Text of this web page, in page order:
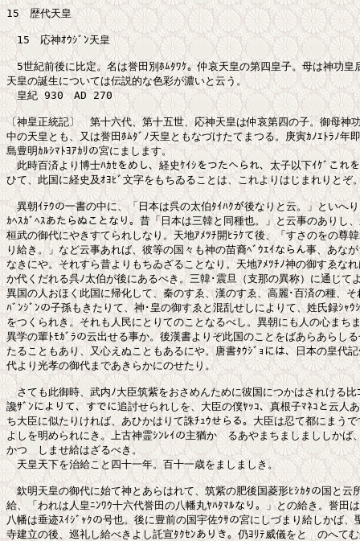
15　歴代天皇
15　応神ｵｳｼﾞﾝ天皇
5世紀前後に比定。名は誉田別ﾎﾑﾀﾜｹ。仲哀天皇の第四皇子。母は神功皇
天皇の誕生については伝説的な色彩が濃いと云う。
皇紀 930　AD 270
〔神皇正統記〕　第十六代、第十五世、応神天皇は仲哀第四の子。御母神
中の天皇とも、又は誉田ﾎﾑﾀﾞﾉ天皇ともなづけたてまつる。庚寅ｶﾉｴﾄﾗﾉ年
島豊明ｶﾙｼﾏﾄﾖｱｶﾘの宮にまします。
此時百済より博士ﾊｶｾをめし、経史ｹｲｼをつたへられ、太子以下ｲｹﾞこれ
ひて、此国に経史及ｵﾖﾋﾞ文字をもちゐることは、これよりはじまれりとぞ
異朝ｲﾃｳの一書の中に、「日本は呉の太伯ﾀｲﾊｸが後なりと云。」といへ
ｶﾍｽｶﾞﾍｽあたらぬことなり。昔「日本は三韓と同種也。」と云事のありし
桓武の御代にやきすてられしなり。天地ｱﾒﾂﾁ開ﾋﾗｹて後、「すさのをの尊
り給き。」など云事あれば、彼等の国々も神の苗裔ﾍﾞｳｴｲならん事、あな
なきにや。それすら昔よりもちゐざることなり。天地ｱﾒﾂﾁﾉ神の御すゑな
か代くだれる呉ﾉ太伯が後にあるべき。三韓･震旦（支那の異称）に通じて
異国の人おほく此国に帰化して、秦のすゑ、漢のすゑ、高麗･百済の種、そ
ﾊﾞﾝｼﾞﾝの子孫もきたりて、神･皇の御すゑと混乱せしによりて、姓氏録ｼｬｳ
をつくられき。それも人民にとりてのことなるべし。異朝にも人の心まち
異学の輩ﾄﾓｶﾞﾗの云出せる事か。後漢書よりぞ此国のことをばあらあらし
たることもあり、又心えぬこともあるにや。唐書ﾀｳｼﾞｮには、日本の皇代
代より光孝の御代まであきらかにのせたり。
さても此御時、武内ﾉ大臣筑紫をおさめんために彼国につかはされける比
讒ｻﾞﾝによりて、すでに追討せられしを、大臣の僕ﾔｯｺ、真根子ﾏﾈｺと云人
ち大臣に似たりければ、あひかはりて誅ﾁｭｳせらる。大臣は忍て都にまう
よしを明められにき。上古神霊ｼﾝﾚｲの主猶かゝるあやまちましまししかば
かつゝしませ給はざるべき。
天皇天下を治給こと四十一年。百十一歳をましましき。
欽明天皇の御代に始て神とあらはれて、筑紫の肥後国菱形ﾋｼｶﾀの国と云
給、「われは人皇ﾆﾝﾜｳ十六代誉田の八幡丸ﾔﾊﾀﾏﾙなり。」との給き。誉田
八幡は垂迹ｽｲｼﾞｬｸの号也。後に豊前の国宇佐ｳｻの宮にしづまり給しかば、
寺建立の後、巡礼し給べきよし託宣ﾀｸｾﾝありき。仍ﾖﾘﾃ威儀をとゝのへて